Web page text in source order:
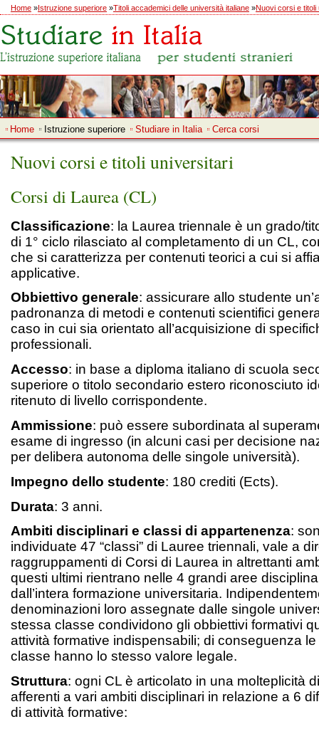
Home »Istruzione superiore »Titoli accademici delle università italiane »Nuovi corsi e titoli
Home Istruzione superiore Studiare in Italia Cerca corsi
Nuovi corsi e titoli universitari
Corsi di Laurea (CL)
Classificazione: la Laurea triennale è un grado/
di 1° ciclo rilasciato al completamento di un CL,
che si caratterizza per contenuti teorici a cui si
applicative.
Obbiettivo generale: assicurare allo studente
padronanza di metodi e contenuti scientifici
caso in cui sia orientato all’acquisizione di
professionali.
Accesso: in base a diploma italiano di scuola
superiore o titolo secondario estero riconosciuto
ritenuto di livello corrispondente.
Ammissione: può essere subordinata al
esame di ingresso (in alcuni casi per decisione
per delibera autonoma delle singole università).
Impegno dello studente: 180 crediti (Ects).
Durata: 3 anni.
Ambiti disciplinari e classi di appartenenza:
individuate 47 “classi” di Lauree triennali, vale a
raggruppamenti di Corsi di Laurea in altrettanti
questi ultimi rientrano nelle 4 grandi aree
dall’intera formazione universitaria.
denominazioni loro assegnate dalle singole
stessa classe condividono gli obbiettivi formativi
attività formative indispensabili; di conseguenza
classe hanno lo stesso valore legale.
Struttura: ogni CL è articolato in una molteplicità
afferenti a vari ambiti disciplinari in relazione a 6
di attività formative: